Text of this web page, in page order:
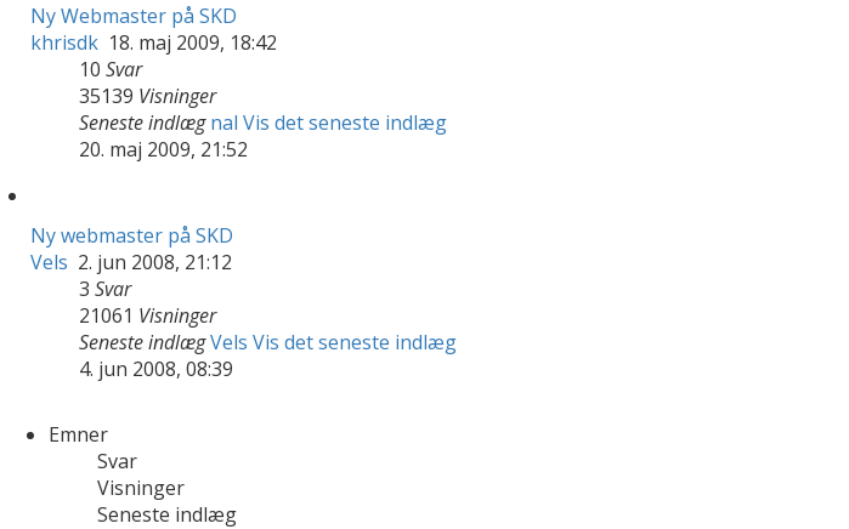
Ny Webmaster på SKD
khrisdk 18. maj 2009, 18:42
10 Svar
35139 Visninger
Seneste indlægnal Vis det seneste indlæg
20. maj 2009, 21:52
Ny webmaster på SKD
Vels 2. jun 2008, 21:12
3 Svar
21061 Visninger
Seneste indlægVels Vis det seneste indlæg
4. jun 2008, 08:39
Emner
Svar
Visninger
Seneste indlæg